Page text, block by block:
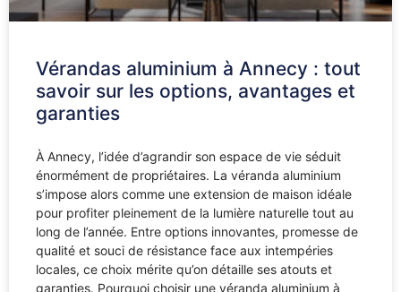
Vérandas aluminium à Annecy : tout
savoir sur les options, avantages et
garanties
À Annecy, l’idée d’agrandir son espace de vie séduit
énormément de propriétaires. La véranda aluminium
s’impose alors comme une extension de maison idéale
pour profiter pleinement de la lumière naturelle tout au
long de l’année. Entre options innovantes, promesse de
qualité et souci de résistance face aux intempéries
locales, ce choix mérite qu’on détaille ses atouts et
garanties. Pourquoi choisir une véranda aluminium à